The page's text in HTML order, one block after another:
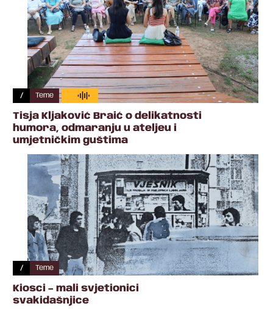
/ Teme
Tisja Kljaković Braić o delikatnosti
humora, odmaranju u ateljeu i
umjetničkim guštima
/ Teme
Kiosci – mali svjetionici
svakidašnjice